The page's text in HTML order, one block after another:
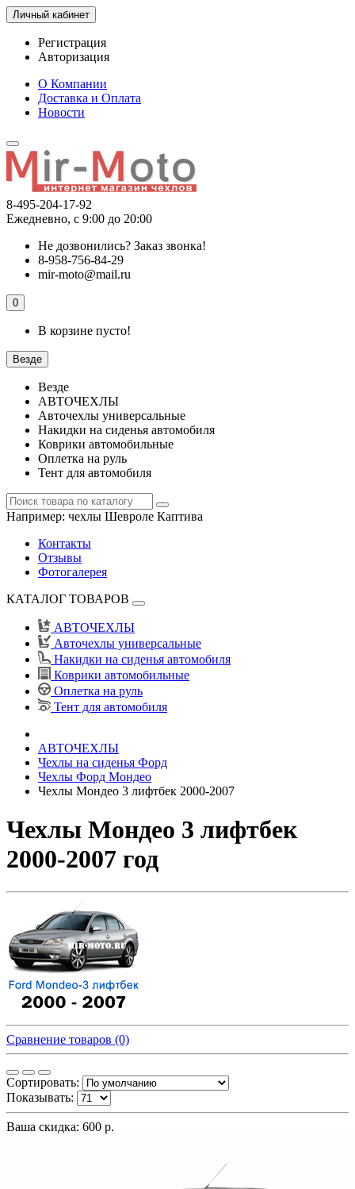
Личный кабинет
Регистрация
Авторизация
О Компании
Доставка и Оплата
Новости
8-495-204-17-92
Ежедневно, с 9:00 до 20:00
Не дозвонились? Заказ звонка!
8-958-756-84-29
mir-moto@mail.ru
0
В корзине пусто!
Везде
Везде
АВТОЧЕХЛЫ
Авточехлы универсальные
Накидки на сиденья автомобиля
Коврики автомобильные
Оплетка на руль
Тент для автомобиля
Например: чехлы Шевроле Каптива
Контакты
Отзывы
Фотогалерея
КАТАЛОГ ТОВАРОВ
АВТОЧЕХЛЫ
Авточехлы универсальные
Накидки на сиденья автомобиля
Коврики автомобильные
Оплетка на руль
Тент для автомобиля
АВТОЧЕХЛЫ
Чехлы на сиденья Форд
Чехлы Форд Мондео
Чехлы Мондео 3 лифтбек 2000-2007
Чехлы Мондео 3 лифтбек
2000-2007 год
Сравнение товаров (0)
Сортировать:
Показывать:
Ваша скидка: 600 р.